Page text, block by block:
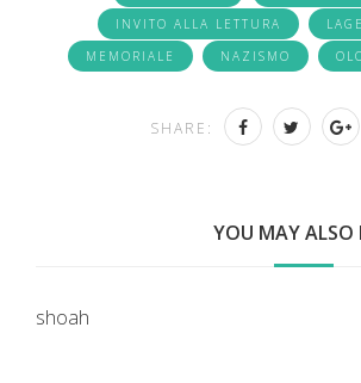
INVITO ALLA LETTURA
MEMORIALE
NAZISMO
SHARE:
YOU MAY ALSO
shoah